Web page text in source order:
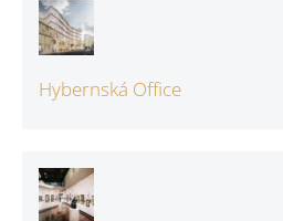
Hybernská Office